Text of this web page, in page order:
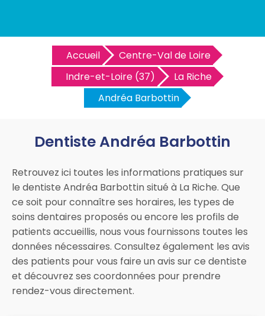
Accueil
Centre-Val de Loire
Indre-et-Loire (37)
La Riche
Andréa Barbottin
Dentiste Andréa Barbottin
Retrouvez ici toutes les informations pratiques sur
le dentiste Andréa Barbottin situé à La Riche. Que
ce soit pour connaître ses horaires, les types de
soins dentaires proposés ou encore les profils de
patients accueillis, nous vous fournissons toutes les
données nécessaires. Consultez également les avis
des patients pour vous faire un avis sur ce dentiste
et découvrez ses coordonnées pour prendre
rendez-vous directement.